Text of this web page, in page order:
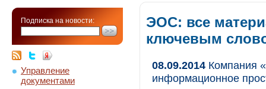
Подписка на новости:
Управление
документами
ЭОС: все
ключевым
08.09.2014 Компания
информационное